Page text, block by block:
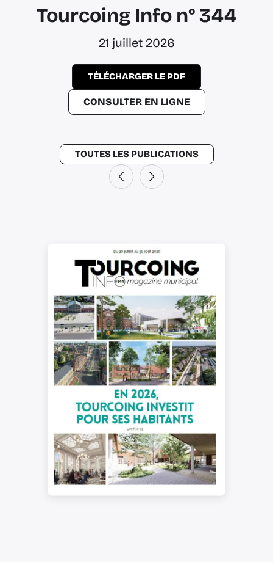
Tourcoing Info n°344
21 juillet 2026
TÉLÉCHARGER LE PDF
CONSULTER EN LIGNE
TOUTES LES PUBLICATIONS